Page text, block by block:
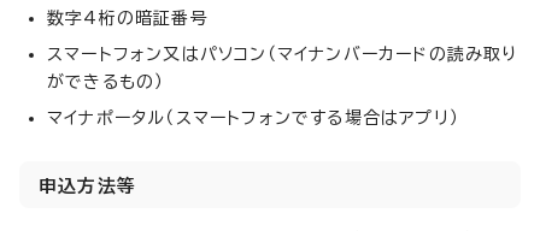
数字4桁の暗証番号
スマートフォン又はパソコン（マイナンバーカードの読み取り
ができるもの）
マイナポータル（スマートフォンでする場合はアプリ）
申込方法等